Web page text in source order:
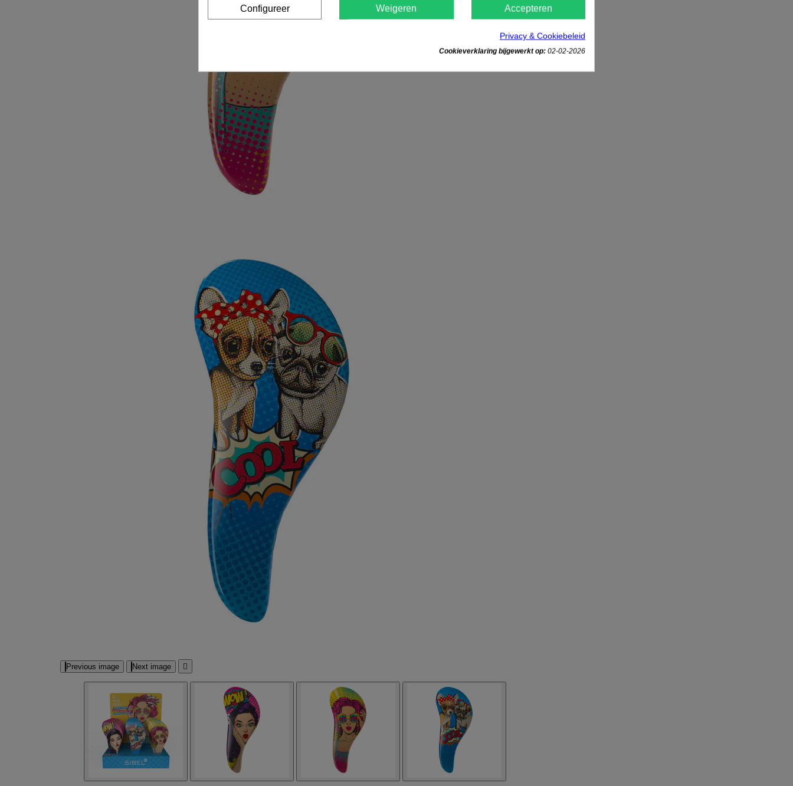
Previous image Next image 
Configureer Weigeren Accepteren
Privacy & Cookiebeleid
Cookieverklaring bijgewerkt op: 02-02-2026